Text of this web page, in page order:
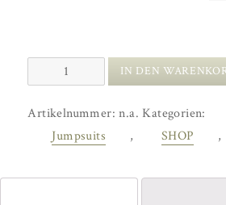
Up
Trousers
Menge
IN DEN
Artikelnummer:n.a. Kategorien:
Jumpsuits
, SHOP ,